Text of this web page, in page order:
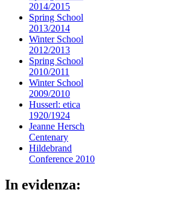
2014/2015
Spring School
2013/2014
Winter School
2012/2013
Spring School
2010/2011
Winter School
2009/2010
Husserl: etica
1920/1924
Jeanne Hersch
Centenary
Hildebrand
Conference 2010
In evidenza: